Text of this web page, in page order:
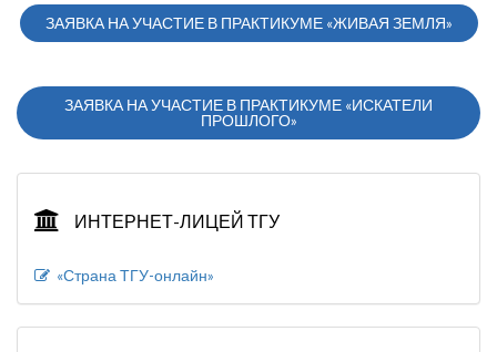
ЗАЯВКА НА УЧАСТИЕ В ПРАКТИКУМЕ «ЖИВАЯ ЗЕМЛЯ»
ЗАЯВКА НА УЧАСТИЕ В ПРАКТИКУМЕ «ИСКАТЕЛИ
ПРОШЛОГО»
ИНТЕРНЕТ-ЛИЦЕЙ ТГУ
«Страна ТГУ-онлайн»